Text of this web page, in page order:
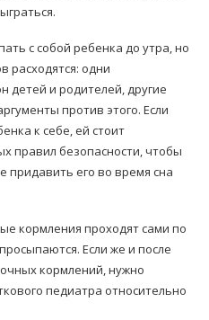
с собой ребенка до утра, но
расходятся: одни
детей и родителей, другие
против этого. Если
к себе, ей стоит
правил безопасности, чтобы
придавить его во время сна
кормления проходят сами по
Если же и после
кормлений, нужно
педиатра относительно